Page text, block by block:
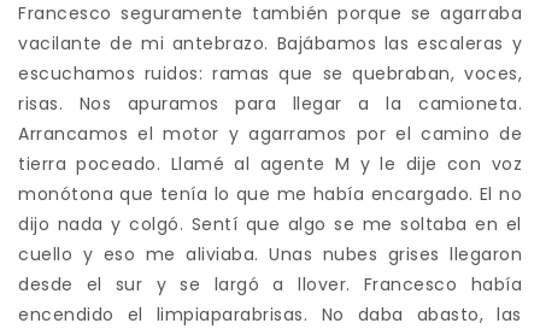
Francesco seguramente también porque se agarraba
vacilante de mi antebrazo. Bajábamos las escaleras y
escuchamos ruidos: ramas que se quebraban, voces,
risas. Nos apuramos para llegar a la camioneta.
Arrancamos el motor y agarramos por el camino de
tierra poceado. Llamé al agente M y le dije con voz
monótona que tenía lo que me había encargado. El no
dijo nada y colgó. Sentí que algo se me soltaba en el
cuello y eso me aliviaba. Unas nubes grises llegaron
desde el sur y se largó a llover. Francesco había
encendido el limpiaparabrisas. No daba abasto, las